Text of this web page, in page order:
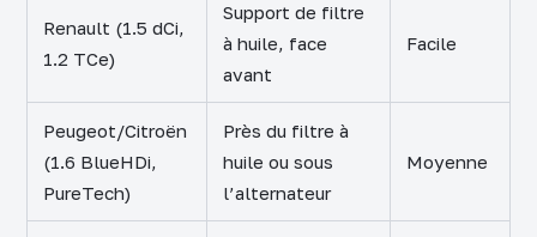
Renault (1.5 dCi,
1.2 TCe)
Support de filtre
à huile, face
avant
Facile
Peugeot/Citroën
(1.6 BlueHDi,
PureTech)
Près du filtre à
huile ou sous
l’alternateur
Moyenne